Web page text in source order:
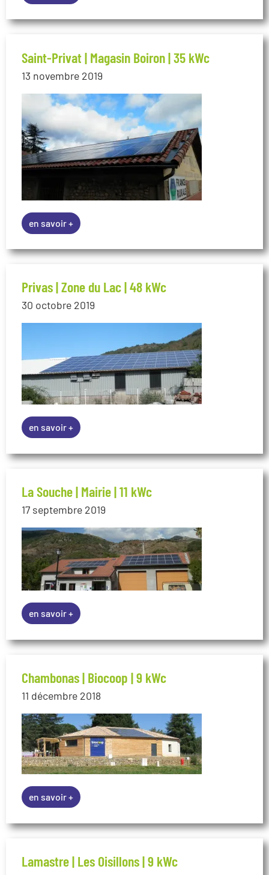
en savoir +
Privas | Zone du Lac | 48 kWc
30 octobre 2019
en savoir +
La Souche | Mairie | 11 kWc
17 septembre 2019
en savoir +
Chambonas | Biocoop | 9 kWc
11 décembre 2018
en savoir +
Lamastre | Les Oisillons | 9 kWc
15 octobre 2018